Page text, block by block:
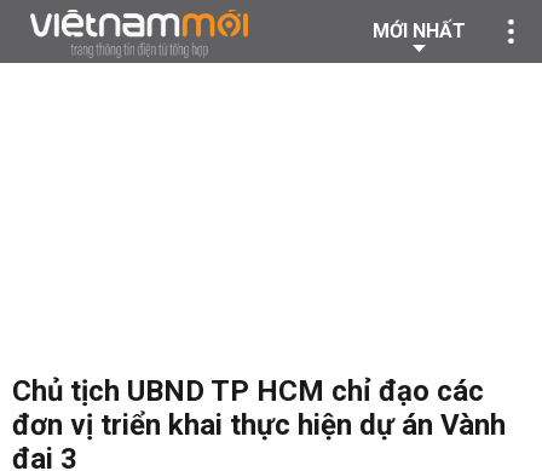
MỚI NHẤT
Chủ tịch UBND TP HCM chỉ đạo các
đơn vị triển khai thực hiện dự án Vành
đai 3